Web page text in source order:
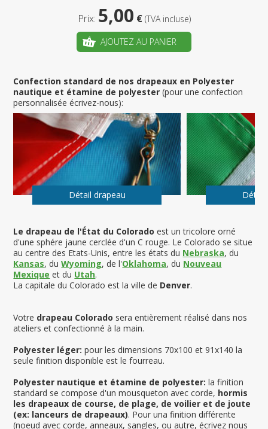
Le drapeau de l'État du Colorado est un tricolore orné
d'une sphére jaune cerclée d'un C rouge. Le Colorado se situe
au centre des Etats-Unis, entre les états du Nebraska, du
Kansas, duWyoming, de l'Oklahoma, du Nouveau
Mexique et du Utah.
La capitale du Colorado est la ville de Denver.
Votre drapeau Colorado sera entièrement réalisé dans nos
ateliers et confectionné à la main.
Polyester léger: pour les dimensions 70x100 et 91x140 la
seule finition disponible est le fourreau.
Polyester nautique et étamine de polyester: la finition
standard se compose d'un mousqueton avec corde, hormis
les drapeaux de course, de plage, de voilier et de joute
(ex: lanceurs de drapeaux). Pour una finition différente
(noeud avec corde, anneaux, sangles, ou autre, écrivez nous
Prix: 5,00 € (TVA incluse)
AJOUTEZ AU PANIER
Confection standard de nos drapeaux en Polyester
nautique et étamine de polyester(pour une confection
personnalisée écrivez-nous):
Détail drapeau Détail